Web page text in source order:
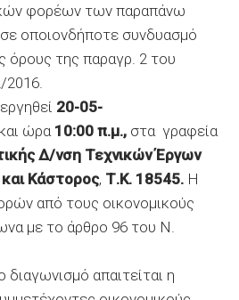
φορέων των παραπάνω
οποιονδήποτε συνδυασμό
όρους της παραγρ. 2 του
20-05-
και ώρα 10:00 π.μ., στα γραφεία
Δ/νση Τεχνικών Έργων
Κάστορος, Τ.Κ. 18545. Η
από τους οικονομικούς
με το άρθρο 96 του Ν.
διαγωνισμό απαιτείται η